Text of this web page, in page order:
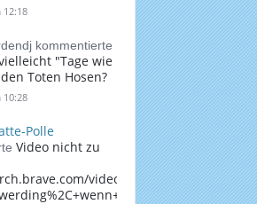
12:18
kommentierte
"Tage wie
Toten Hosen?
10:28
Polle
Video nicht zu
videos?